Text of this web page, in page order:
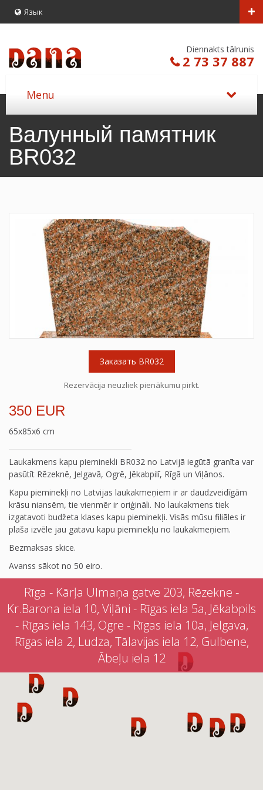
Язык
Diennakts tālrunis
2 73 37 887
Валунный памятник
BR032
Заказать BR032
Rezervācija neuzliek pienākumu pirkt.
350 EUR
65x85x6 cm
Laukakmens kapu pieminekli BR032 no Latvijā iegūtā granīta var
pasūtīt Rēzeknē, Jelgavā, Ogrē, Jēkabpilī, Rīgā un Viļānos.
Kapu pieminekļi no Latvijas laukakmeņiem ir ar daudzveidīgām
krāsu niansēm, tie vienmēr ir oriģināli. No laukakmens tiek
izgatavoti budžeta klases kapu pieminekļi. Visās mūsu filiāles ir
plaša izvēle jau gatavu kapu pieminekļu no laukakmeņiem.
Bezmaksas skice.
Avanss sākot no 50 eiro.
Rīga - Kārļa Ulmaņa gatve 203, Rēzekne -
Kr.Barona iela 10, Viļāni - Rīgas iela 5a, Jēkabpils
- Rīgas iela 143, Ogre - Rīgas iela 10a, Jelgava,
Rīgas iela 2, Ludza, Tālavijas iela 12, Gulbene,
Ābeļu iela 12